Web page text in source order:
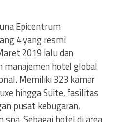
Epicentrum
4 yang resmi
2019 lalu dan
manajemen hotel global
Memiliki 323 kamar
hingga Suite, fasilitas
pusat kebugaran,
spa. Sebagai hotel di area